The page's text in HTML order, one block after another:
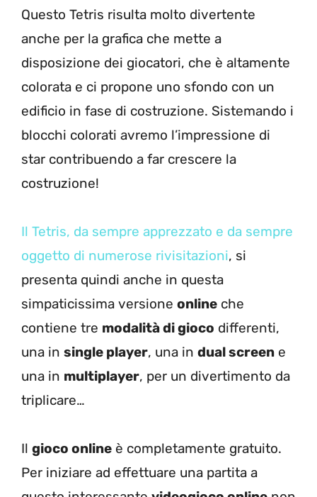
Questo Tetris risulta molto divertente
anche per la grafica che mette a
disposizione dei giocatori, che è altamente
colorata e ci propone uno sfondo con un
edificio in fase di costruzione. Sistemando i
blocchi colorati avremo l’impressione di
star contribuendo a far crescere la
costruzione!
Il Tetris, da sempre apprezzato e da sempre
oggetto di numerose rivisitazioni, si
presenta quindi anche in questa
simpaticissima versione online che
contiene tre modalità di gioco differenti,
una in single player, una in dual screen e
una in multiplayer, per un divertimento da
triplicare…
Il gioco online è completamente gratuito.
Per iniziare ad effettuare una partita a